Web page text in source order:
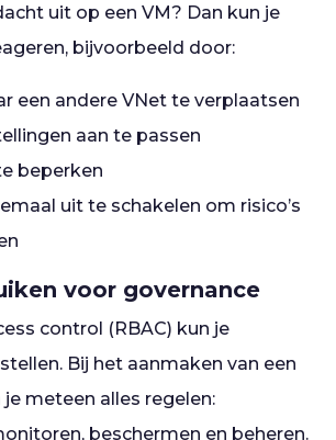
uit op een VM? Dan kun je
bijvoorbeeld door:
een andere VNet te verplaatsen
aan te passen
beperken
uit te schakelen om risico’s
voor governance
control (RBAC) kun je
Bij het aanmaken van een
je meteen alles regelen:
beschermen en beheren.